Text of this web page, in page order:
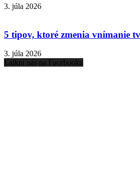
3. júla 2026
5 tipov, ktoré zmenia vnímanie
3. júla 2026
Lajkni nás na Facebooku